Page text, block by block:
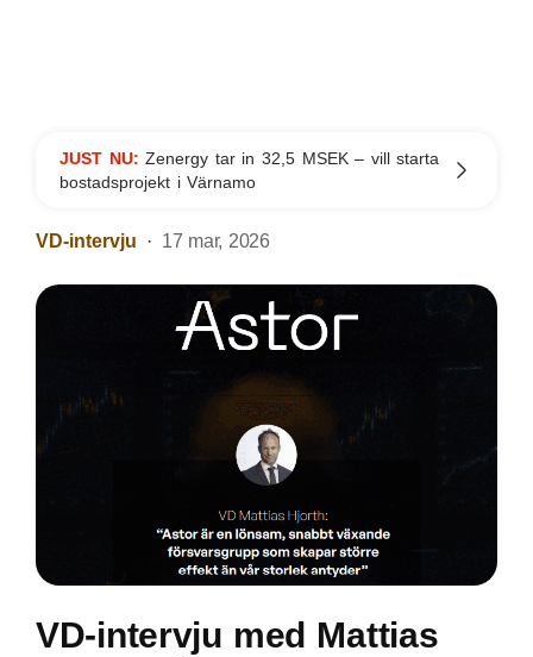
JUST NU:Zenergy tar in 32,5 MSEK – vill starta
bostadsprojekt i Värnamo
VD-intervju 17 mar, 2026
VD-intervju med Mattias